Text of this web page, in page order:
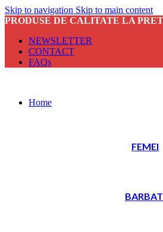
Skip to navigation Skip to main content
PRODUSE DE CALITATE LA
NEWSLETTER
CONTACT
FAQs
Home
FEMEI